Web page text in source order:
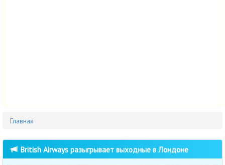
Главная
British Airways разыгрывает выходные в Лондоне